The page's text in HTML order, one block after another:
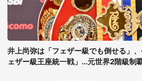
井上尚弥は「フェザー級でも倒せる」
ェザー級王座統一戦」...元世界2階級制